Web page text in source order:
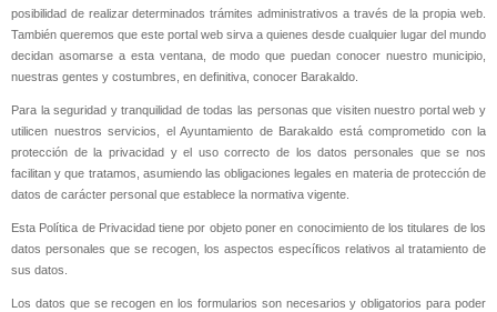
posibilidad de realizar determinados trámites administrativos a través de la propia web.
También queremos que este portal web sirva a quienes desde cualquier lugar del mundo
decidan asomarse a esta ventana, de modo que puedan conocer nuestro municipio,
nuestras gentes y costumbres, en definitiva, conocer Barakaldo.
Para la seguridad y tranquilidad de todas las personas que visiten nuestro portal web y
utilicen nuestros servicios, el Ayuntamiento de Barakaldo está comprometido con la
protección de la privacidad y el uso correcto de los datos personales que se nos
facilitan y que tratamos, asumiendo las obligaciones legales en materia de protección de
datos de carácter personal que establece la normativa vigente.
Esta Política de Privacidad tiene por objeto poner en conocimiento de los titulares de los
datos personales que se recogen, los aspectos específicos relativos al tratamiento de
sus datos.
Los datos que se recogen en los formularios son necesarios y obligatorios para poder